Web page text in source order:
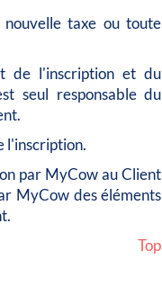
taxe ou toute
de l'inscription et du
seul responsable du
l'inscription.
par MyCow au Client
MyCow des éléments
Top